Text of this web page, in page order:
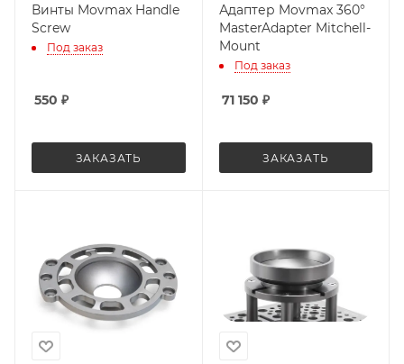
Винты Movmax Handle
Screw
Под заказ
550 ₽
ЗАКАЗАТЬ
Адаптер Movmax 360°
MasterAdapter Mitchell-
Mount
Под заказ
71 150 ₽
ЗАКАЗАТЬ